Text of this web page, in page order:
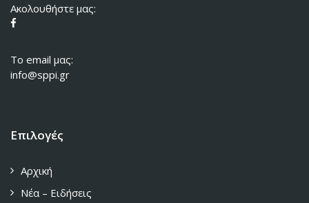
Ακολουθήστε μας:
To email μας:
info@sppi.gr
Επιλογές
Αρχική
Νέα – Ειδήσεις